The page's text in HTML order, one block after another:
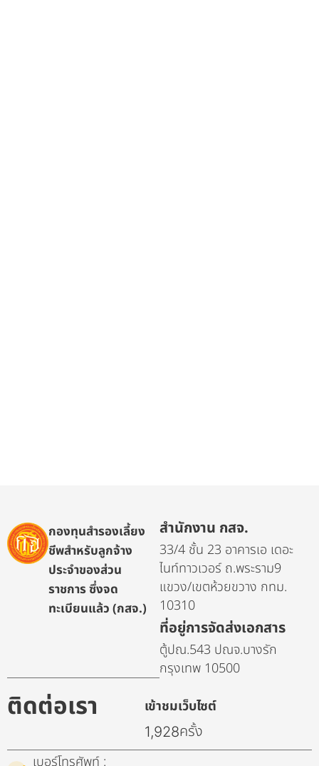
กองทุนสำรองเลี้ยง
ชีพสำหรับลูกจ้าง
ประจำของส่วน
ราชการ ซึ่งจด
ทะเบียนแล้ว (กสจ.)
สำนักงาน กสจ.
33/4 ชั้น 23 อาคารเอ เดอะ
ไนท์ทาวเวอร์ ถ.พระราม9
แขวง/เขตห้วยขวาง กทม.
10310
ที่อยู่การจัดส่งเอกสาร
ตู้ปณ.543 ปณจ.บางรัก
กรุงเทพ 10500
ติดต่อเรา เข้าชมเว็บไซต์
1,928ครั้ง
เบอร์โทรศัพท์ :